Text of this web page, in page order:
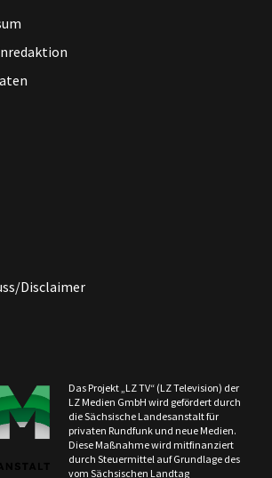
Disclaimer
Das Projekt „LZ TV“ (LZ Television) der
LZ Medien GmbH wird gefördert durch
die Sächsische Landesanstalt für
privaten Rundfunk und neue Medien.
Diese Maßnahme wird mitfinanziert
durch Steuermittel auf Grundlage des
vom Sächsischen Landtag